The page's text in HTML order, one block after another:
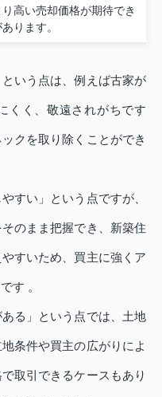
り高い売却価格が期待でき
ります。
いう点は、例えば古家が
くく、敬遠されがちです
クを取り除くことができ
すい」という点ですが、
のまま把握でき、新築住
すいため、買主に強くア
す 。
る」という点では、土地
条件や買主の広がりによ
取引できるケースもあり